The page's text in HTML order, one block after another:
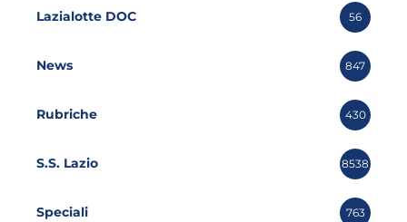
Lazialotte DOC 56
News 847
Rubriche 430
S.S. Lazio 8538
Speciali 763